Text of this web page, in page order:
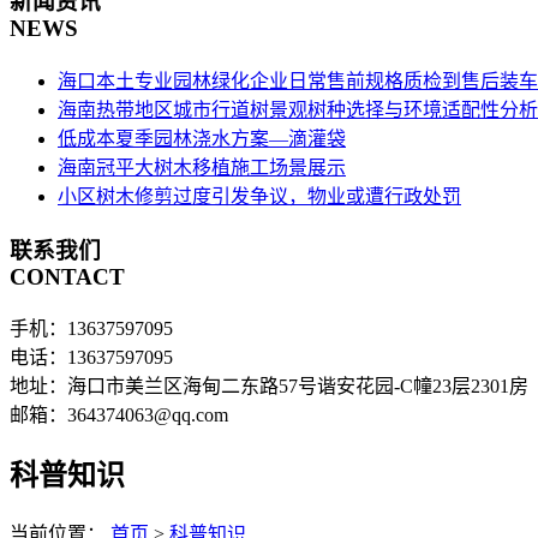
NEWS
海口本土专业园林绿化企业日常售前规格质检到售后装
海南热带地区城市行道树景观树种选择与环境适配性分析
低成本夏季园林浇水方案—滴灌袋
海南冠平大树木移植施工场景展示
小区树木修剪过度引发争议，物业或遭行政处罚
联系我们
CONTACT
手机：13637597095
电话：13637597095
地址：海口市美兰区海甸二东路57号谐安花园-C幢23层2301房
邮箱：364374063@qq.com
科普知识